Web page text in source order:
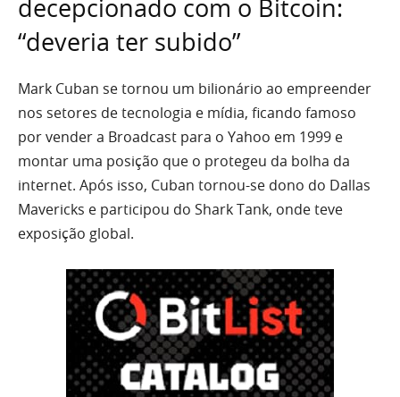
decepcionado com o Bitcoin:
“deveria ter subido”
Mark Cuban se tornou um bilionário ao empreender
nos setores de tecnologia e mídia, ficando famoso
por vender a Broadcast para o Yahoo em 1999 e
montar uma posição que o protegeu da bolha da
internet. Após isso, Cuban tornou-se dono do Dallas
Mavericks e participou do Shark Tank, onde teve
exposição global.